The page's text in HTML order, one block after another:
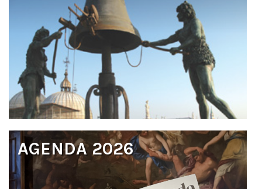
AGENDA 2026